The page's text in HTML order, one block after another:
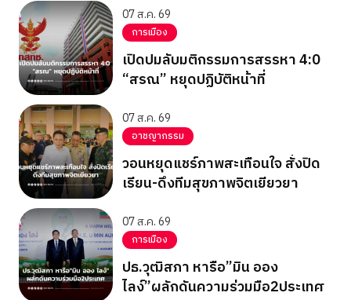
07 ส.ค. 69
การเมือง
เปิดปมลับมติกรรมการสรรหา 4:0
“สรณ” หยุดปฏิบัติหน้าที่
07 ส.ค. 69
อาชญากรรม
วอนหยุดแชร์ภาพสะเทือนใจ สั่งปิด
เรียน-ดึงทีมสุขภาพจิตเยียวยา
07 ส.ค. 69
การเมือง
ปธ.วุฒิสภา หารือ”มิน ออง
ไลง์”ผลักดันความร่วมมือ2ประเทศ